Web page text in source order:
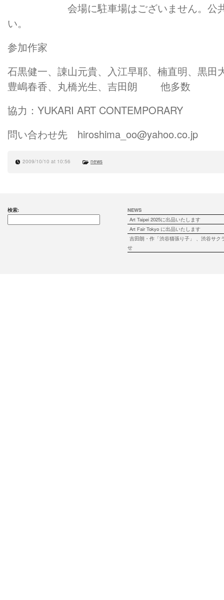
会場に駐車場はございません。公共
い。
参加作家
石黒健一、諌山元貴、入江早耶、楠直明、黒田
豊嶋春香、丸橋光生、吉田朗 他多数
協力：YUKARI ART CONTEMPORARY
問い合わせ先
2009/10/10 at 10:56 news
検索:
NEWS
Art Taipei 2025に出品いたします
Art Fair Tokyo に出品いたします
吉田朗・作「渋谷猫張り子」 、渋谷サク
せ